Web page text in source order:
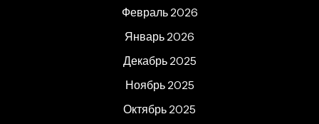
Февраль 2026
Январь 2026
Декабрь 2025
Ноябрь 2025
Октябрь 2025